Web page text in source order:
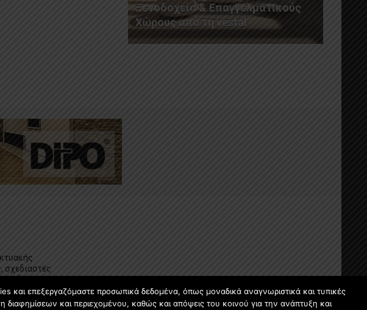
Ξενοδοχεία & Επαγγελματικούς
Χώρους από τη vestal
σχεδιαστές
επεξεργαζόμαστε προσωπικά δεδομένα, όπως μοναδικά αναγνωριστικά και τυπικές
και περιεχομένου, καθώς και απόψεις του κοινού για την ανάπτυξη και